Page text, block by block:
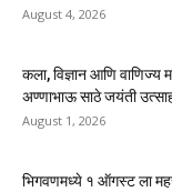
August 4, 2026
कला, विज्ञान आणि वाणिज्य
अण्णाभाऊ साठे जयंती
August 1, 2026
भिगवणमध्ये १ ऑगस्ट ला